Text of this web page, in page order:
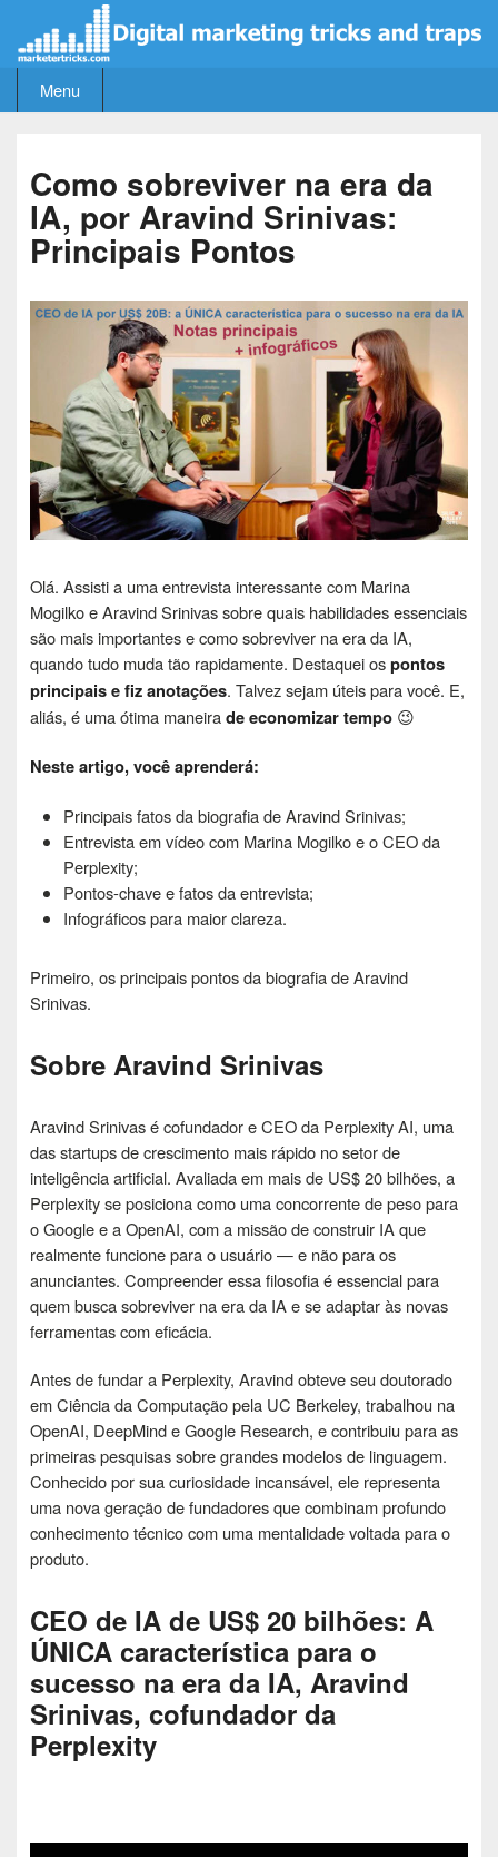
content
Menu
Como sobreviver na era da
IA, por Aravind Srinivas:
Principais Pontos
Olá. Assisti a uma entrevista interessante com Marina
Mogilko e Aravind Srinivas sobre quais habilidades essenciais
são mais importantes e como sobreviver na era da IA,
quando tudo muda tão rapidamente. Destaquei ospontos
principais e fiz anotações. Talvez sejam úteis para você. E,
aliás, é uma ótima maneirade economizar tempo 😉
Neste artigo, você aprenderá:
Principais fatos da biografia de Aravind Srinivas;
Entrevista em vídeo com Marina Mogilko e o CEO da
Perplexity;
Pontos-chave e fatos da entrevista;
Infográficos para maior clareza.
Primeiro, os principais pontos da biografia de Aravind
Srinivas.
Sobre Aravind Srinivas
Aravind Srinivas é cofundador e CEO da Perplexity AI, uma
das startups de crescimento mais rápido no setor de
inteligência artificial. Avaliada em mais de US$ 20 bilhões, a
Perplexity se posiciona como uma concorrente de peso para
o Google e a OpenAI, com a missão de construir IA que
realmente funcione para o usuário — e não para os
anunciantes. Compreender essa filosofia é essencial para
quem busca sobreviver na era da IA ​​e se adaptar às novas
ferramentas com eficácia.
Antes de fundar a Perplexity, Aravind obteve seu doutorado
em Ciência da Computação pela UC Berkeley, trabalhou na
OpenAI, DeepMind e Google Research, e contribuiu para as
primeiras pesquisas sobre grandes modelos de linguagem.
Conhecido por sua curiosidade incansável, ele representa
uma nova geração de fundadores que combinam profundo
conhecimento técnico com uma mentalidade voltada para o
produto.
CEO de IA de US$ 20 bilhões: A
ÚNICA característica para o
sucesso na era da IA, Aravind
Srinivas, cofundador da
Perplexity